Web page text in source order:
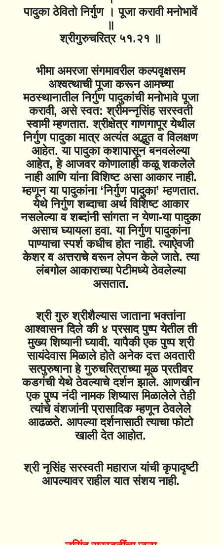
पादुका ठेवितो निर्गुण । पूजा करावी मनोभावें
॥
श्रीगुरुचरित्र ५१.२१ ॥
भीमा अमरजा संगमावरील कल्पवृक्षसम
अश्वत्थाची पूजा करून आमच्या
मठस्थानातील निर्गुण पादुकांची मनोभावे पूजा
करावी, असे स्वत: श्रीमन्नृसिंह सरस्वती
स्वामी म्हणतात. श्रीक्षेत्र गाणगापूर येथील
निर्गुण पादुका मात्र अत्यंत अद्भुत व विलक्षण
आहेत. या पादुका कशापासून बनवलेल्या
आहेत, हे आजवर कोणालाही कळू शकलेले
नाही आणि यांना विशिष्ट असा आकार नाही.
म्हणून या पादुकांना ‘निर्गुण पादुका’ म्हणतात.
येथे निर्गुण शब्दाचा अर्थ विशिष्ट आकार
नसलेल्या व शब्दांनी सांगता न येणा-या पादुका
असाच घ्यायला हवा. या निर्गुण पादुकांना
पाण्याचा स्पर्श कधीच होत नाही. त्याऐवजी
केशर व अत्तराचे वरून लेपन केले जाते. त्या
लंबगोल आकाराच्या पेटीमध्ये ठेवलेल्या
असतात.
श्री गुरु श्रीशैल्यास जाताना भक्तांना
आश्वासन दिले की ४ प्रसाद पुष्प येतील ती
मुख्य शिष्यानी घ्यावी. यापैकी एक पुष्प श्री
सायंदेवास मिळाले होते अनेक दत्त अवतारी
सत्पुरुषाना हे गुरुचरित्राच्या मूळ प्रतीवर
कडगंची येथे ठेवल्याचे दर्शन झाले. आणखीन
एक पुष्प नंदी नामक शिष्यास मिळालेले तेही
त्यांचे वंशजांनी प्रासादिक म्हणून ठेवलेले
आढळते. आपल्या दर्शनासाठी त्याचा फोटो
खाली देत आहोत.
श्री नृसिंह सरस्वती महाराज यांची कृपादृष्टी
आपल्यावर राहील यात संशय नाही.